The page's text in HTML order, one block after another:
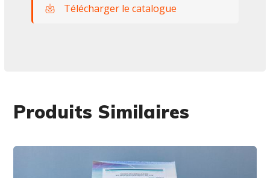
Télécharger le catalogue
Produits Similaires